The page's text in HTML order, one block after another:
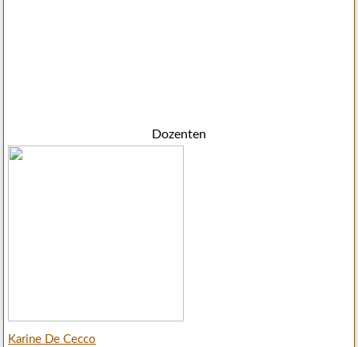
Dozenten
Karine De Cecco